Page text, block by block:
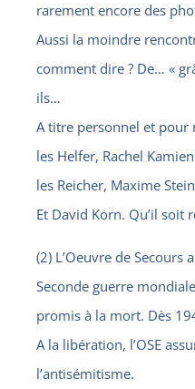
rarement encore des
Aussi la moindre
comment dire ? De… «
ils…
A titre personnel et pour
les Helfer, Rachel
les Reicher, Maxime
Et David Korn. Qu’il soit
(2) L’Oeuvre de
Seconde guerre
promis à la mort. Dès
A la libération, l’OSE
l’antisémitisme.